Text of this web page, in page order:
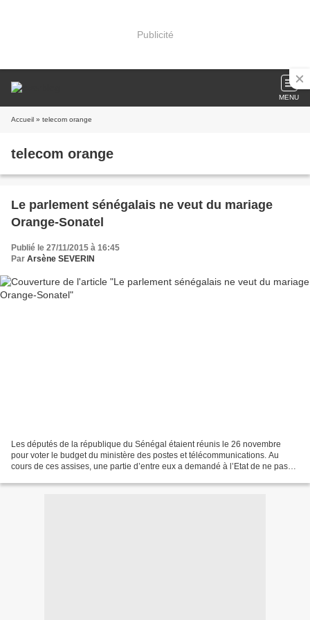
Publicité
MENU
Accueil » telecom orange
telecom orange
Le parlement sénégalais ne veut du mariage
Orange-Sonatel
Publié le 27/11/2015 à 16:45
Par Arsène SEVERIN
Les députés de la république du Sénégal étaient réunis le 26 novembre
pour voter le budget du ministère des postes et télécommunications. Au
cours de ces assises, une partie d’entre eux a demandé à l’Etat de ne pas